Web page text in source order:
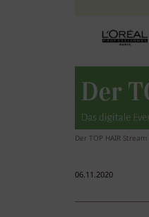
Der TOP HAIR
06.11.2020